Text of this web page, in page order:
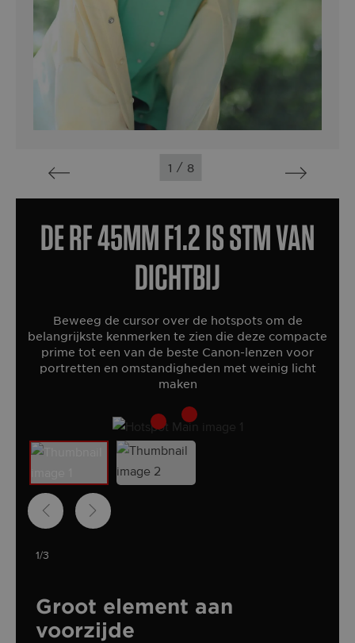
1 / 8
De RF 45MM F1.2 IS STM van
dichtbij
Beweeg de cursor over de hotspots om de
belangrijkste kenmerken te zien die deze compacte
prime tot een van de beste Canon-lenzen voor
portretten en omstandigheden met weinig licht
maken
1/3
Groot element aan
voorzijde